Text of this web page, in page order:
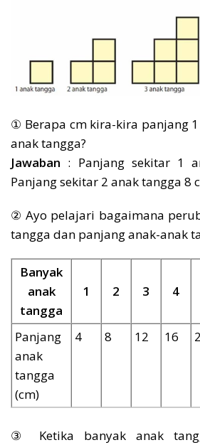
① Berapa cm kira-kira panjang
anak tangga?
Jawaban : Panjang sekitar 1
Panjang sekitar 2 anak tangga 8
② Ayo pelajari bagaimana
tangga dan panjang anak-anak
Banyak
anak
tangga
1 2 3 4
Panjang
anak
tangga
(cm)
4 8 12 16
③ Ketika banyak anak